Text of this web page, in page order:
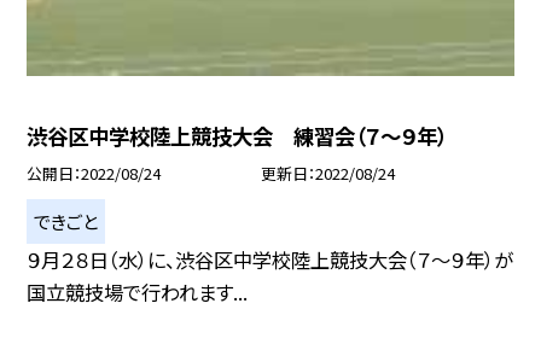
渋谷区中学校陸上競技大会 練習会（７〜９年）
公開日 2022/08/24 更新日 2022/08/24
できごと
９月２８日（水）に、渋谷区中学校陸上競技大会（７〜９年）が
国立競技場で行われます...